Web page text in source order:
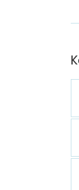
o
s
a
n